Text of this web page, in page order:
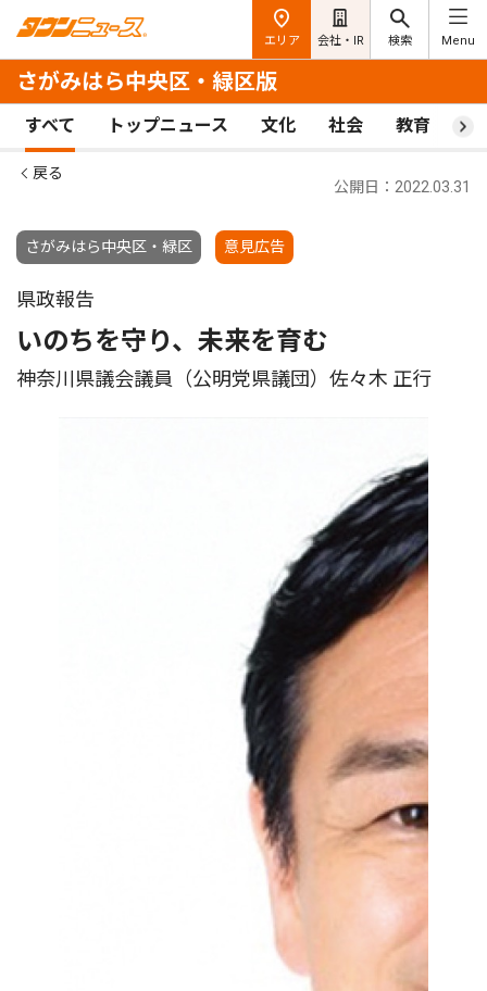
エリア 会社・IR 検索 Menu
さがみはら中央区・緑区版
すべて トップニュース 文化 社会 教育 ス
戻る
さがみはら中央区・緑区 意見広告
公開日：2022.03.31
県政報告
いのちを守り、未来を育む
神奈川県議会議員（公明党県議団）佐々木 正行